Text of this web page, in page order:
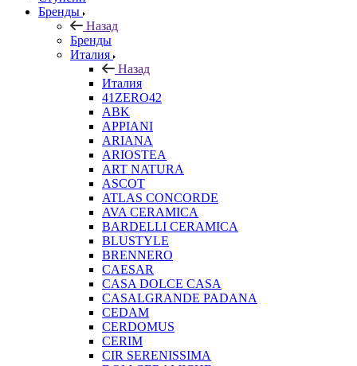
Бренды
Назад
Бренды
Италия
Назад
Италия
41ZERO42
ABK
APPIANI
ARIANA
ARIOSTEA
ART NATURA
ASCOT
ATLAS CONCORDE
AVA CERAMICA
BARDELLI CERAMICA
BLUSTYLE
BRENNERO
CAESAR
CASA DOLCE CASA
CASALGRANDE PADANA
CEDAM
CERDOMUS
CERIM
CIR SERENISSIMA